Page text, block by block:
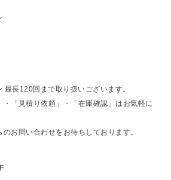
長120回まで取り扱いございます。
「見積り依頼」・「在庫確認」はお気軽に
お問い合わせをお待ちしております。